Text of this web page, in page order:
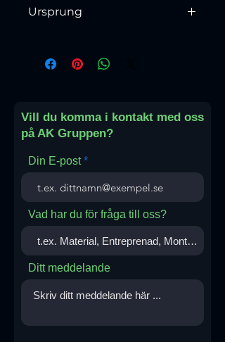
Ursprung
Vill du komma i kontakt med oss
på AK Gruppen?
Din E-post
Vad har du för fråga till oss?
Ditt meddelande